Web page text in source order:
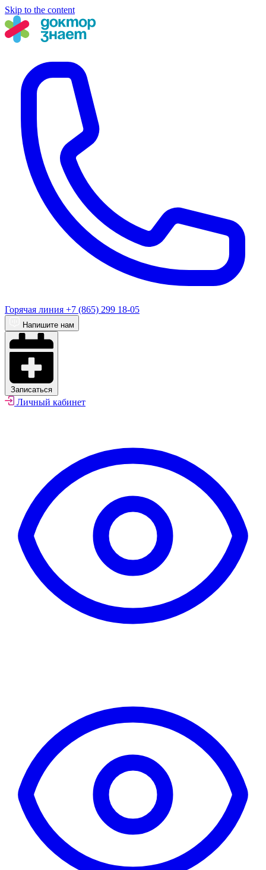
Skip to the content
Горячая линия +7 (865) 299 18-05
Напишите нам
Записаться
Личный кабинет